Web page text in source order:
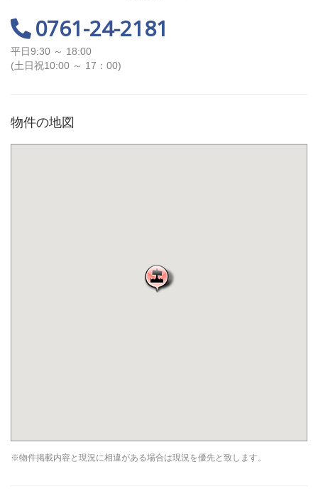
0761-24-2181
平日9:30 ～ 18:00
(土日祝10:00 ～ 17：00)
物件の地図
※物件掲載内容と現況に相違がある場合は現況を優先と致します。